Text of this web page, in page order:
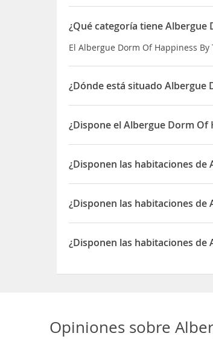
¿Qué categoría tiene Albergue
El Albergue Dorm Of Happiness
¿Dónde está situado Albergue
El Albergue Dorm Of Happiness
¿Dispone el Albergue Dorm Of
Sí, el Albergue Dorm Of
¿Disponen las habitaciones
Sí, las habitaciones del Albergue
¿Disponen las habitaciones
Sí, las habitaciones del Albergue
¿Disponen las habitaciones de
Opiniones sobre